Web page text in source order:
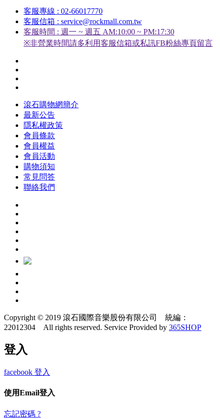
客服專線 : 02-66017770
客服信箱 : service@rockmall.com.tw
客服時間 : 週一 ~ 週五 AM:10:00 ~ PM:17:30
※非營業時間請多利用客服信箱或私訊FB粉絲專頁留言
滾石購物網簡介
最新公告
隱私權政策
會員條款
會員權益
會員活動
購物須知
常見問答
聯絡我們
Copyright © 2019 滾石國際音樂股份有限公司 統編：
22012304 All rights reserved. Service Provided by 365SHOP
登入
facebook 登入
使用Email登入
忘記密碼 ?